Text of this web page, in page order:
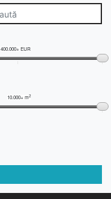
400.000+ EUR
10.000+ m2